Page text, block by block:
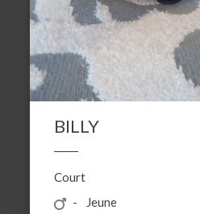
BILLY
Court
Jeune